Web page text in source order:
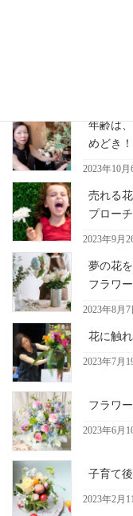
年齢は
めどき！
2023年10月
売れる
プローチ
2023年9月
夢の花
フラワ
2023年8月7
花に触
2023年7月
フラワ
2023年6月
子育て
2023年2月